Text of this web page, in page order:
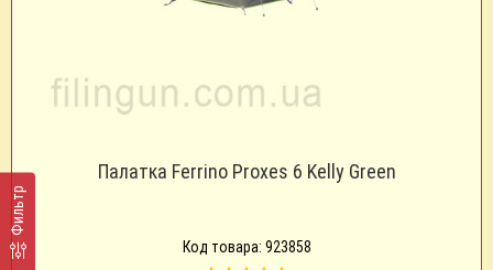
Фильтр
Палатка Ferrino Proxes 6 Kelly Green
Код товара: 923858